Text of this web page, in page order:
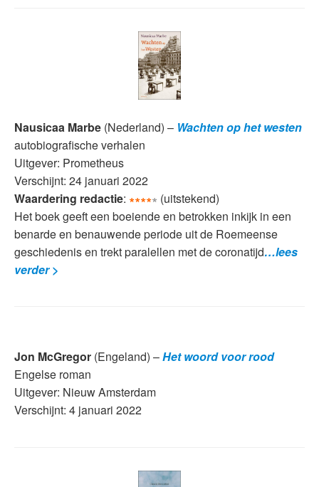
Nausicaa Marbe (Nederland) – Wachten op het westen
autobiografische verhalen
Uitgever: Prometheus
Verschijnt: 24 januari 2022
Waardering redactie: ∗∗∗∗∗ (uitstekend)
Het boek geeft een boeiende en betrokken inkijk in een
benarde en benauwende periode uit de Roemeense
geschiedenis en trekt paralellen met de coronatijd…lees
verder >
Jon McGregor (Engeland) –Het woord voor rood
Engelse roman
Uitgever: Nieuw Amsterdam
Verschijnt: 4 januari 2022